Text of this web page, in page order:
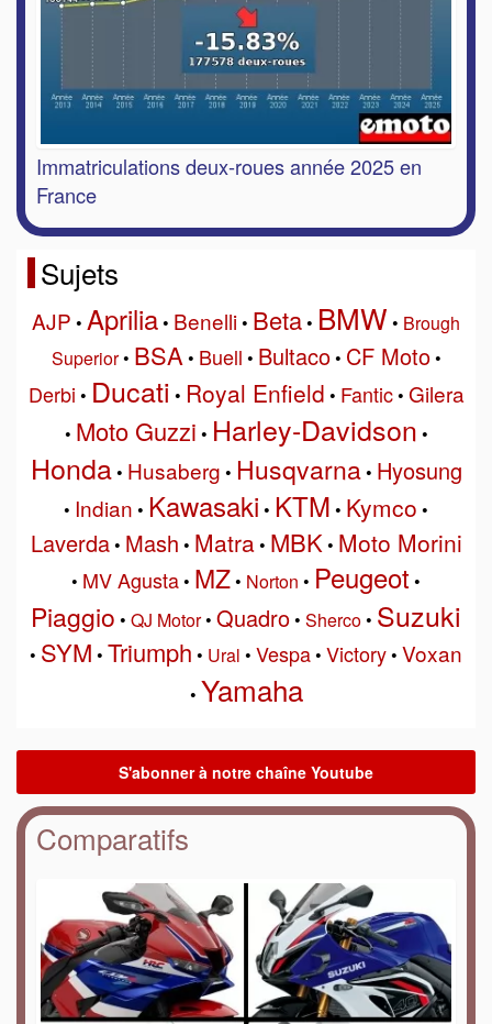
Immatriculations deux-roues année 2025 en
France
Sujets
AJP • Aprilia• Benelli• Beta• BMW • Brough
Superior• BSA• Buell • Bultaco• CF Moto•
Derbi • Ducati • Royal Enfield • Fantic• Gilera
• Moto Guzzi • Harley-Davidson •
Honda• Husaberg • Husqvarna• Hyosung
• Indian • Kawasaki • KTM • Kymco •
Laverda• Mash • Matra• MBK• Moto Morini
• MV Agusta• MZ• Norton • Peugeot •
Piaggio • QJ Motor• Quadro• Sherco• Suzuki
• SYM • Triumph • Ural • Vespa• Victory• Voxan
• Yamaha
Comparatifs